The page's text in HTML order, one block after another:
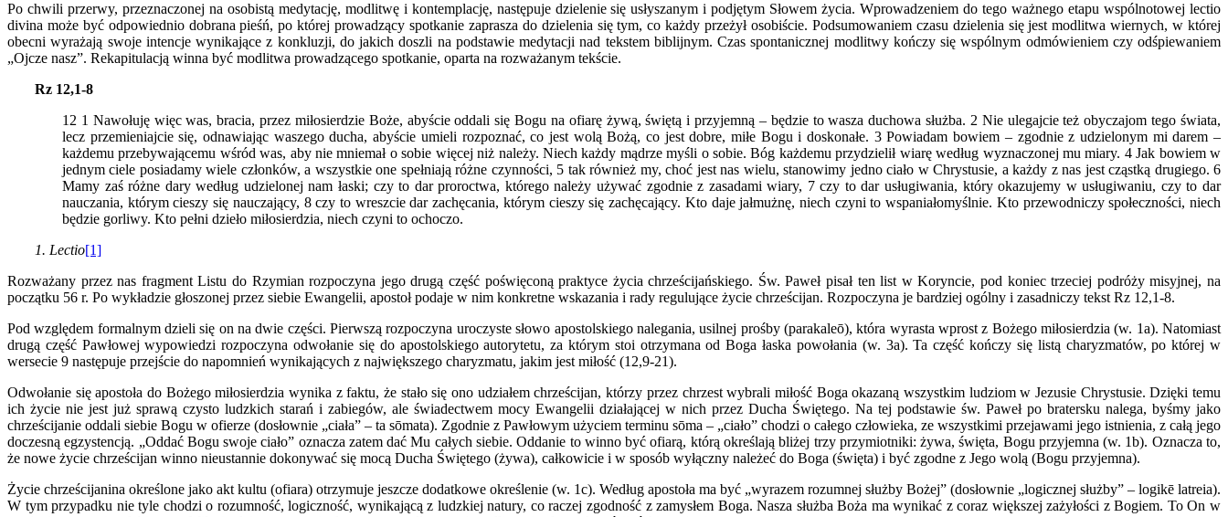
Po chwili przerwy, przeznaczonej na osobistą medytację, modlitwę i kontemplację, następuje dzielenie się usłyszanym i podjętym Słowem życia. Wprowadzeniem do tego ważnego etapu wspólnotowej lectio
divina może być odpowiednio dobrana pieśń, po której prowadzący spotkanie zaprasza do dzielenia się tym, co każdy przeżył osobiście. Podsumowaniem czasu dzielenia się jest modlitwa wiernych, w której
obecni wyrażają swoje intencje wynikające z konkluzji, do jakich doszli na podstawie medytacji nad tekstem biblijnym. Czas spontanicznej modlitwy kończy się wspólnym odmówieniem czy odśpiewaniem
„Ojcze nasz”. Rekapitulacją winna być modlitwa prowadzącego spotkanie, oparta na rozważanym tekście.
Rz 12,1-8
12 1 Nawołuję więc was, bracia, przez miłosierdzie Boże, abyście oddali się Bogu na ofiarę żywą, świętą i przyjemną – będzie to wasza duchowa służba. 2 Nie ulegajcie też obyczajom tego świata,
lecz przemieniajcie się, odnawiając waszego ducha, abyście umieli rozpoznać, co jest wolą Bożą, co jest dobre, miłe Bogu i doskonałe. 3 Powiadam bowiem – zgodnie z udzielonym mi darem –
każdemu przebywającemu wśród was, aby nie mniemał o sobie więcej niż należy. Niech każdy mądrze myśli o sobie. Bóg każdemu przydzielił wiarę według wyznaczonej mu miary. 4 Jak bowiem w
jednym ciele posiadamy wiele członków, a wszystkie one spełniają różne czynności, 5 tak również my, choć jest nas wielu, stanowimy jedno ciało w Chrystusie, a każdy z nas jest cząstką drugiego. 6
Mamy zaś różne dary według udzielonej nam łaski; czy to dar proroctwa, którego należy używać zgodnie z zasadami wiary, 7 czy to dar usługiwania, który okazujemy w usługiwaniu, czy to dar
nauczania, którym cieszy się nauczający, 8 czy to wreszcie dar zachęcania, którym cieszy się zachęcający. Kto daje jałmużnę, niech czyni to wspaniałomyślnie. Kto przewodniczy społeczności, niech
będzie gorliwy. Kto pełni dzieło miłosierdzia, niech czyni to ochoczo.
1. Lectio[1]
Rozważany przez nas fragment Listu do Rzymian rozpoczyna jego drugą część poświęconą praktyce życia chrześcijańskiego. Św. Paweł pisał ten list w Koryncie, pod koniec trzeciej podróży misyjnej, na
początku 56 r. Po wykładzie głoszonej przez siebie Ewangelii, apostoł podaje w nim konkretne wskazania i rady regulujące życie chrześcijan. Rozpoczyna je bardziej ogólny i zasadniczy tekst Rz 12,1-8.
Pod względem formalnym dzieli się on na dwie części. Pierwszą rozpoczyna uroczyste słowo apostolskiego nalegania, usilnej prośby (parakaleō), która wyrasta wprost z Bożego miłosierdzia (w. 1a). Natomiast
drugą część Pawłowej wypowiedzi rozpoczyna odwołanie się do apostolskiego autorytetu, za którym stoi otrzymana od Boga łaska powołania (w. 3a). Ta część kończy się listą charyzmatów, po której w
wersecie 9 następuje przejście do napomnień wynikających z największego charyzmatu, jakim jest miłość (12,9-21).
Odwołanie się apostoła do Bożego miłosierdzia wynika z faktu, że stało się ono udziałem chrześcijan, którzy przez chrzest wybrali miłość Boga okazaną wszystkim ludziom w Jezusie Chrystusie. Dzięki temu
ich życie nie jest już sprawą czysto ludzkich starań i zabiegów, ale świadectwem mocy Ewangelii działającej w nich przez Ducha Świętego. Na tej podstawie św. Paweł po bratersku nalega, byśmy jako
chrześcijanie oddali siebie Bogu w ofierze (dosłownie „ciała” – ta sōmata). Zgodnie z Pawłowym użyciem terminu sōma – „ciało” chodzi o całego człowieka, ze wszystkimi przejawami jego istnienia, z całą jego
doczesną egzystencją. „Oddać Bogu swoje ciało” oznacza zatem dać Mu całych siebie. Oddanie to winno być ofiarą, którą określają bliżej trzy przymiotniki: żywa, święta, Bogu przyjemna (w. 1b). Oznacza to,
że nowe życie chrześcijan winno nieustannie dokonywać się mocą Ducha Świętego (żywa), całkowicie i w sposób wyłączny należeć do Boga (święta) i być zgodne z Jego wolą (Bogu przyjemna).
Życie chrześcijanina określone jako akt kultu (ofiara) otrzymuje jeszcze dodatkowe określenie (w. 1c). Według apostoła ma być „wyrazem rozumnej służby Bożej” (dosłownie „logicznej służby” – logikē latreia).
W tym przypadku nie tyle chodzi o rozumność, logiczność, wynikającą z ludzkiej natury, co raczej zgodność z zamysłem Boga. Nasza służba Boża ma wynikać z coraz większej zażyłości z Bogiem. To On w